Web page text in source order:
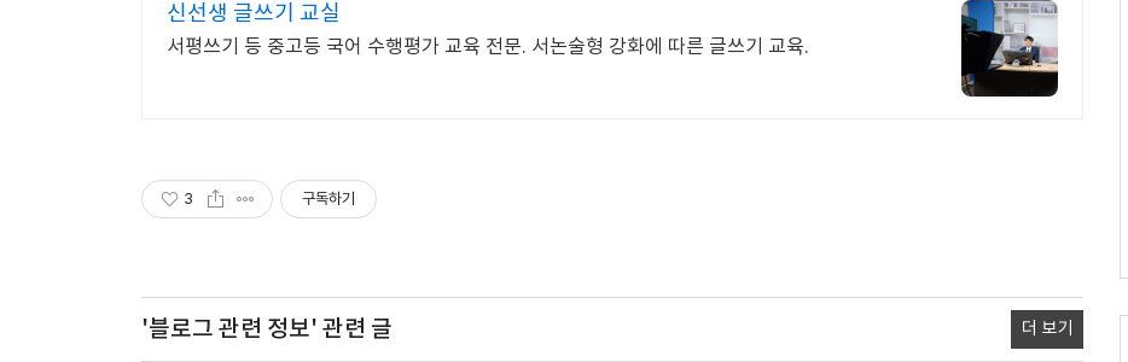
신선생 글쓰기 교실
서평쓰기 등 중고등 국어 수행평가 교육 전문. 서논술형 강화에 따른 글쓰기 교육.
3 구독하기
'블로그 관련 정보' 관련 글 더 보기